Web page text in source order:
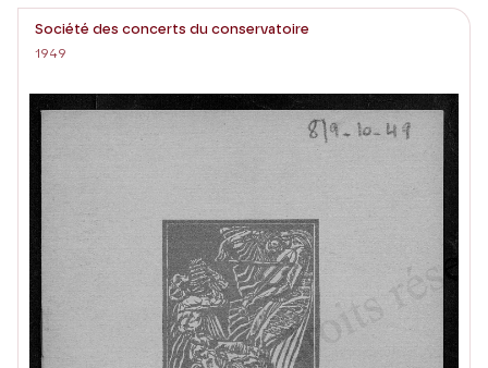
Société des concerts du conservatoire
1949